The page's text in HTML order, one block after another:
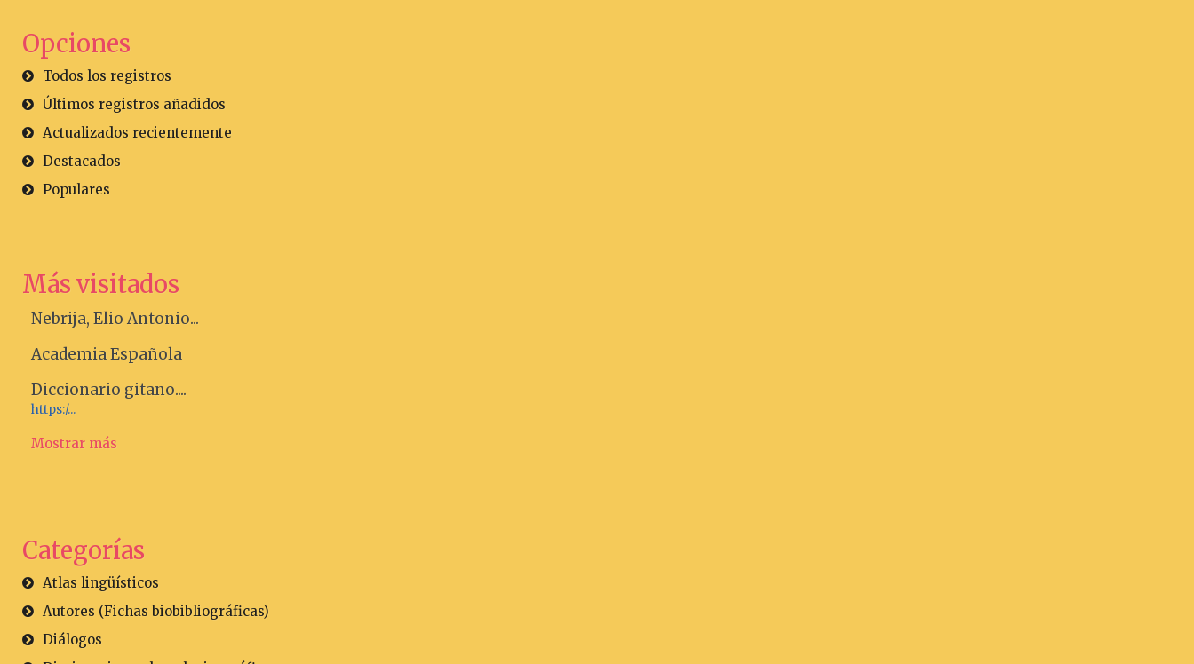
Opciones
Todos los registros
Últimos registros añadidos
Actualizados recientemente
Destacados
Populares
Más visitados
Nebrija, Elio Antonio...
Academia Española
Diccionario gitano....
https:/...
Mostrar más
Categorías
Atlas lingüísticos
Autores (Fichas biobibliográficas)
Diálogos